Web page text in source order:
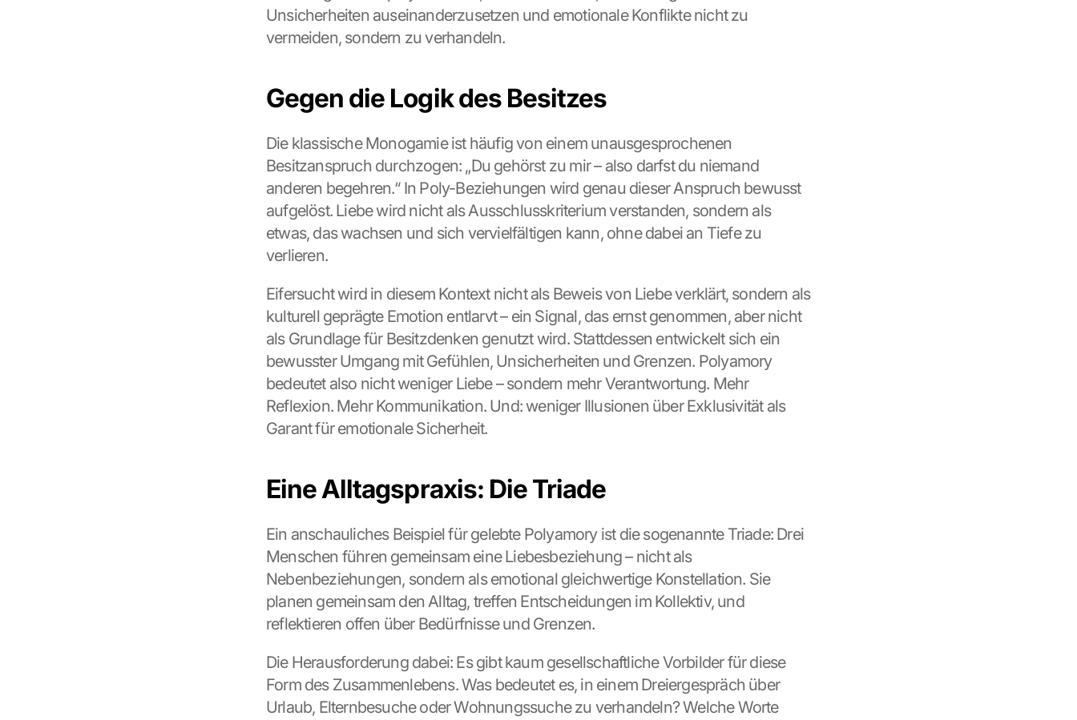
Unsicherheiten auseinanderzusetzen und emotionale Konflikte nicht zu
vermeiden, sondern zu verhandeln.
Gegen die Logik des Besitzes
Die klassische Monogamie ist häufig von einem unausgesprochenen
Besitzanspruch durchzogen: „Du gehörst zu mir – also darfst du niemand
anderen begehren.“ In Poly-Beziehungen wird genau dieser Anspruch bewusst
aufgelöst. Liebe wird nicht als Ausschlusskriterium verstanden, sondern als
etwas, das wachsen und sich vervielfältigen kann, ohne dabei an Tiefe zu
verlieren.
Eifersucht wird in diesem Kontext nicht als Beweis von Liebe verklärt, sondern als
kulturell geprägte Emotion entlarvt – ein Signal, das ernst genommen, aber nicht
als Grundlage für Besitzdenken genutzt wird. Stattdessen entwickelt sich ein
bewusster Umgang mit Gefühlen, Unsicherheiten und Grenzen. Polyamory
bedeutet also nicht weniger Liebe – sondern mehr Verantwortung. Mehr
Reflexion. Mehr Kommunikation. Und: weniger Illusionen über Exklusivität als
Garant für emotionale Sicherheit.
Eine Alltagspraxis: Die Triade
Ein anschauliches Beispiel für gelebte Polyamory ist die sogenannte Triade: Drei
Menschen führen gemeinsam eine Liebesbeziehung – nicht als
Nebenbeziehungen, sondern als emotional gleichwertige Konstellation. Sie
planen gemeinsam den Alltag, treffen Entscheidungen im Kollektiv, und
reflektieren offen über Bedürfnisse und Grenzen.
Die Herausforderung dabei: Es gibt kaum gesellschaftliche Vorbilder für diese
Form des Zusammenlebens. Was bedeutet es, in einem Dreiergespräch über
Urlaub, Elternbesuche oder Wohnungssuche zu verhandeln? Welche Worte